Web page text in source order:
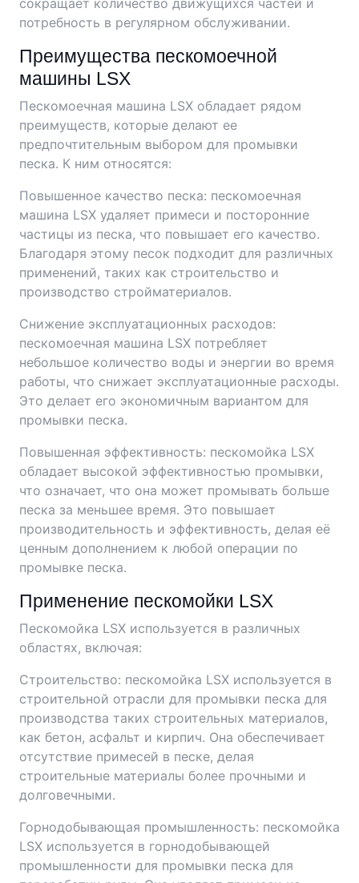
сокращает количество движущихся частей и
потребность в регулярном обслуживании.
Преимущества пескомоечной
машины LSX
Пескомоечная машина LSX обладает рядом
преимуществ, которые делают ее
предпочтительным выбором для промывки
песка. К ним относятся:
Повышенное качество песка: пескомоечная
машина LSX удаляет примеси и посторонние
частицы из песка, что повышает его качество.
Благодаря этому песок подходит для различных
применений, таких как строительство и
производство стройматериалов.
Снижение эксплуатационных расходов:
пескомоечная машина LSX потребляет
небольшое количество воды и энергии во время
работы, что снижает эксплуатационные расходы.
Это делает его экономичным вариантом для
промывки песка.
Повышенная эффективность: пескомойка LSX
обладает высокой эффективностью промывки,
что означает, что она может промывать больше
песка за меньшее время. Это повышает
производительность и эффективность, делая её
ценным дополнением к любой операции по
промывке песка.
Применение пескомойки LSX
Пескомойка LSX используется в различных
областях, включая:
Строительство: пескомойка LSX используется в
строительной отрасли для промывки песка для
производства таких строительных материалов,
как бетон, асфальт и кирпич. Она обеспечивает
отсутствие примесей в песке, делая
строительные материалы более прочными и
долговечными.
Горнодобывающая промышленность: пескомойка
LSX используется в горнодобывающей
промышленности для промывки песка для